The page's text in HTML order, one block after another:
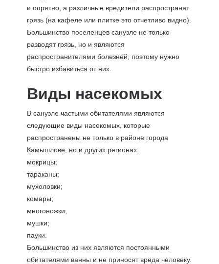
и опрятно, а различные вредители распространят
грязь (на кафеле или плитке это отчетливо видно).
Большинство поселенцев санузле не только
разводят грязь, но и являются
распространителями болезней, поэтому нужно
быстро избавиться от них.
Виды насекомых
В санузле частыми обитателями являются
следующие виды насекомых, которые
распространены не только в районе города
Камышлове, но и других регионах:
мокрицы;
тараканы;
мухоловки;
комары;
многоножки;
мушки;
пауки.
Большинство из них являются постоянными
обитателями ванны и не приносят вреда человеку.